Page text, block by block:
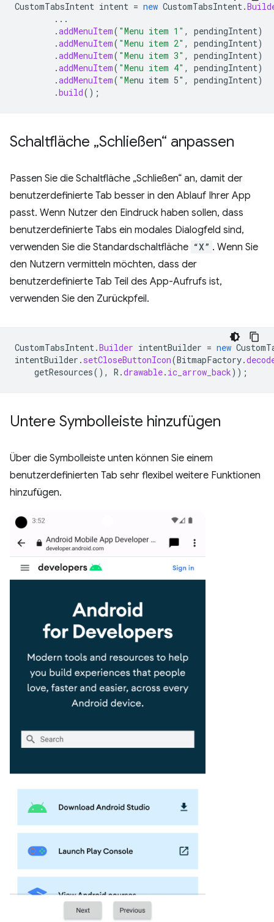
CustomTabsIntent intent = new CustomTabsIntent.
...
.addMenuItem( "Menu item 1" , pendingIntent)
.addMenuItem( "Menu item 2" , pendingIntent)
.addMenuItem( "Menu item 3" , pendingIntent)
.addMenuItem( "Menu item 4" , pendingIntent)
.addMenuItem( "Menu item 5" , pendingIntent)
.build();
Schaltfläche „Schließen“ anpassen
Passen Sie die Schaltfläche „Schließen“ an, damit der
benutzerdefinierte Tab besser in den Ablauf Ihrer App
passt. Wenn Nutzer den Eindruck haben sollen, dass
benutzerdefinierte Tabs ein modales Dialogfeld sind,
verwenden Sie die Standardschaltfläche “X” . Wenn Sie
den Nutzern vermitteln möchten, dass der
benutzerdefinierte Tab Teil des App-Aufrufs ist,
verwenden Sie den Zurückpfeil.
CustomTabsIntent.Builder intentBuilder = new
intentBuilder . setCloseButtonIcon(BitmapFactory.
getResources(), R .drawable. ic_arrow_back));
Untere Symbolleiste hinzufügen
Über die Symbolleiste unten können Sie einem
benutzerdefinierten Tab sehr flexibel weitere Funktionen
hinzufügen.